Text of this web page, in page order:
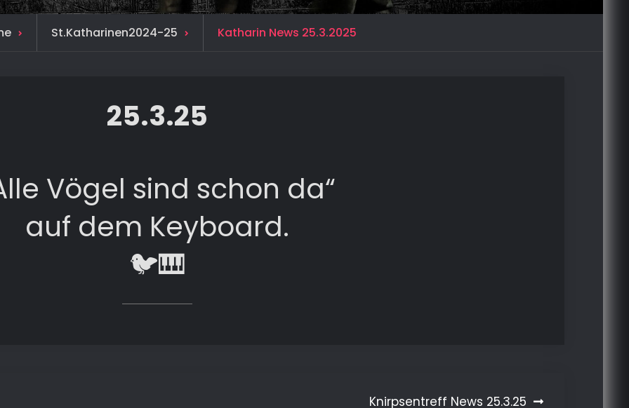
St.Katharinen2024-25 Katharin News 25.3.2025
25.3.25
Vögel sind schon da“
auf dem Keyboard.
🐦🎹
Knirpsentreff News 25.3.25